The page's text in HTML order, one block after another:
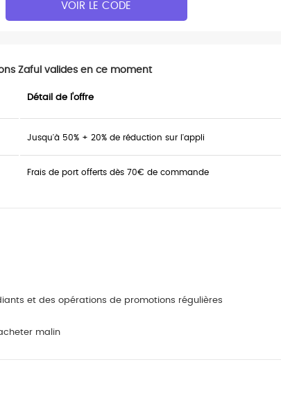
VOIR LE CODE
Zaful valides en ce moment
Détail de l'offre
Jusqu'à 50% + 20% de réduction sur l'appli
Frais de port offerts dès 70€ de commande
et des opérations de promotions régulières
malin